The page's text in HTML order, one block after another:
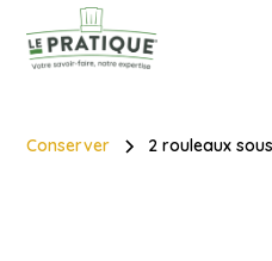
Conserver 2 rouleaux